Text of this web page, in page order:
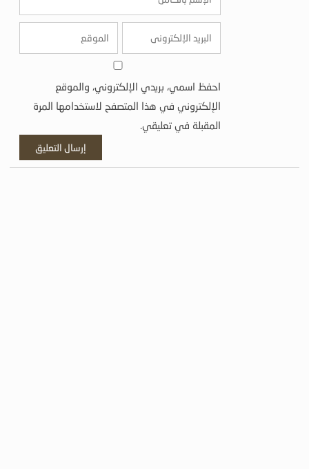
احفظ اسمي، بريدي الإلكتروني، والموقع
الإلكتروني في هذا المتصفح لاستخدامها المرة
المقبلة في تعليقي.